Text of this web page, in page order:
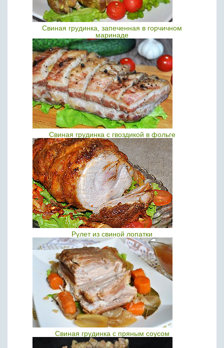
Свиная грудинка, запеченная в горчичном
маринаде
Свиная грудинка с гвоздикой в фольге
Рулет из свиной лопатки
Свиная грудинка с пряным соусом